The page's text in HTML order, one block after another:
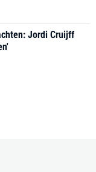
Jordi Cruijff